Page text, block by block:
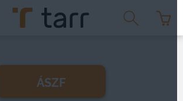
ÁSZF